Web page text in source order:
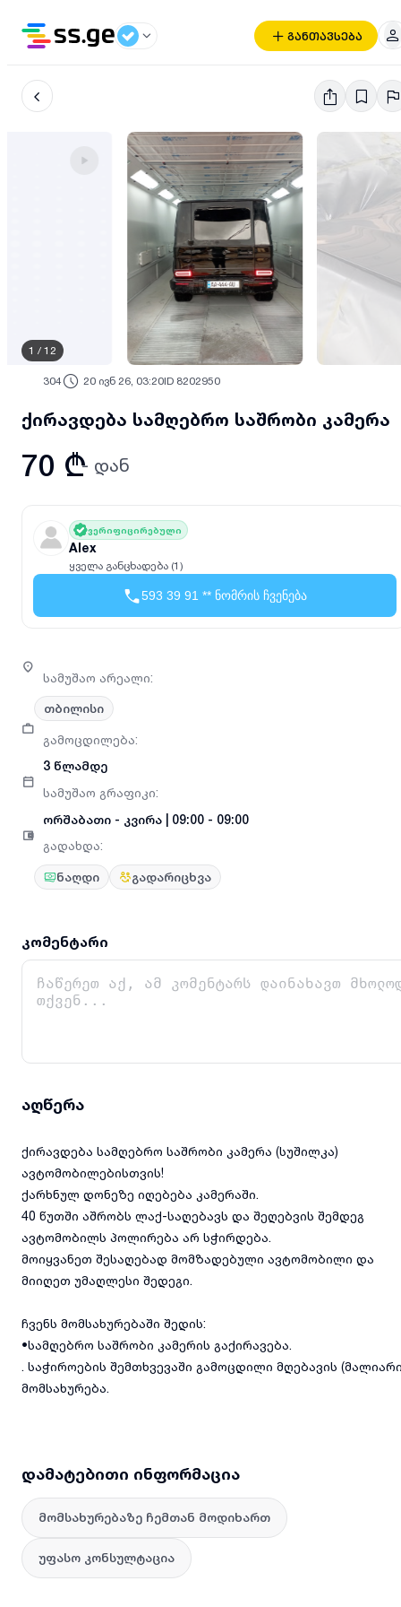
განთავსება
1 / 12
304 20 ივნ 26, 03:20ID 8202950
ქირავდება სამღებრო საშრობი კამერა
70 ₾- დან
ვერიფიცირებული
Alex
ყველა განცხადება (1)
593 39 91 ** ნომრის ჩვენება
სამუშაო არეალი:
თბილისი
გამოცდილება:
3 წლამდე
სამუშაო გრაფიკი:
ორშაბათი - კვირა 09:00 - 09:00
გადახდა:
ნაღდი გადარიცხვა
კომენტარი
აღწერა
ქირავდება სამღებრო საშრობი კამერა (სუშილკა)
ავტომობილებისთვის!
ქარხნულ დონეზე იღებება კამერაში.
40 წუთში აშრობს ლაქ-საღებავს და შეღებვის შემდეგ
ავტომობილს პოლირება არ სჭირდება.
მოიყვანეთ შესაღებად მომზადებული ავტომობილი და
მიიღეთ უმაღლესი შედეგი.
ჩვენს მომსახურებაში შედის:
•სამღებრო საშრობი კამერის გაქირავება.
. საჭიროების შემთხვევაში გამოცდილი მღებავის
მომსახურება.
დამატებითი ინფორმაცია
მომსახურებაზე ჩემთან მოდიხართ
უფასო კონსულტაცია